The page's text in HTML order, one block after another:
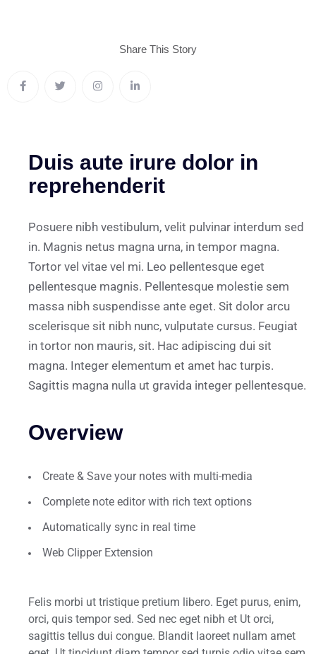
Share This Story
Duis aute irure dolor in
reprehenderit
Posuere nibh vestibulum, velit pulvinar interdum sed
in. Magnis netus magna urna, in tempor magna.
Tortor vel vitae vel mi. Leo pellentesque eget
pellentesque magnis. Pellentesque molestie sem
massa nibh suspendisse ante eget. Sit dolor arcu
scelerisque sit nibh nunc, vulputate cursus. Feugiat
in tortor non mauris, sit. Hac adipiscing dui sit
magna. Integer elementum et amet hac turpis.
Sagittis magna nulla ut gravida integer pellentesque.
Overview
Create & Save your notes with multi-media
Complete note editor with rich text options
Automatically sync in real time
Web Clipper Extension
Felis morbi ut tristique pretium libero. Eget purus, enim,
orci, quis tempor sed. Sed nec eget nibh et Ut orci,
sagittis tellus dui congue. Blandit laoreet nullam amet